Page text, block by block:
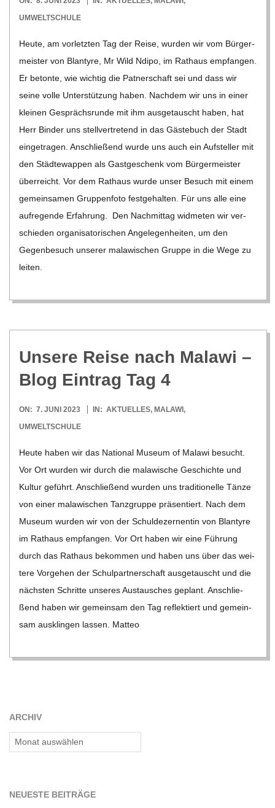
H
U
L
E
06-
UMWELTSCHULE
Heute, am vor­letz­ten Tag der Reise, wur­den wir vom Bür­ger­
meis­ter von Blan­tyre, Mr Wild Ndipo, im Rat­haus emp­fan­gen.
Er betonte, wie wich­tig die Pat­ner­schaft sei und dass wir
seine volle Unter­stüt­zung haben. Nach­dem wir uns in einer
klei­nen Gesprächs­runde mit ihm aus­ge­tauscht haben, hat
Herr Bin­der uns stell­ver­tre­tend in das Gäs­te­buch der Stadt
ein­ge­tra­gen. Anschlie­ßend wurde uns auch ein Auf­stel­ler mit
den Städ­te­wap­pen als Gast­ge­schenk vom Bür­ger­meis­ter
über­reicht. Vor dem Rat­haus wurde unser Besuch mit einem
gemein­sa­men Grup­pen­foto fest­ge­hal­ten. Für uns alle eine
auf­re­gende Erfah­rung. Den Nach­mit­tag wid­me­ten wir ver­
schie­den orga­ni­sa­to­ri­schen Ange­le­gen­hei­ten, um den
Gegen­be­such unse­rer mala­wi­schen Gruppe in die Wege zu
lei­ten.
Unsere Reise nach Malawi –
Blog Ein­trag Tag 4
2023-
06-
ON: 7. JUNI 2023 IN: AKTUELLES, MALAWI ,
UMWELTSCHULE
Heute haben wir das Natio­nal Museum of Malawi besucht.
Vor Ort wur­den wir durch die mala­wi­sche Geschichte und
Kul­tur geführt. Anschlie­ßend wur­den uns tra­di­tio­nelle Tänze
von einer mala­wi­schen Tanz­gruppe prä­sen­tiert. Nach dem
Museum wur­den wir von der Schul­de­zer­nen­tin von Blan­tyre
im Rat­haus emp­fan­gen. Vor Ort haben wir eine Füh­rung
durch das Rat­haus bekom­men und haben uns über das wei­
tere Vor­ge­hen der Schul­part­ner­schaft aus­ge­tauscht und die
nächs­ten Schritte unse­res Aus­tau­sches geplant. Anschlie­
ßend haben wir gemein­sam den Tag reflek­tiert und gemein­
sam aus­klin­gen las­sen. Matteo
ARCHIV
Archiv
NEU­ESTE BEITRÄGE